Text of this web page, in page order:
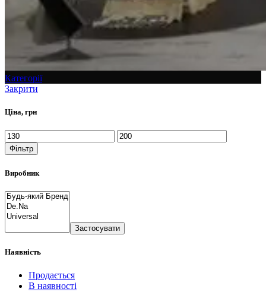
Категорії
Закрити
Ціна, грн
Фільтр
Виробник
Застосувати
Наявність
Продається
В наявності